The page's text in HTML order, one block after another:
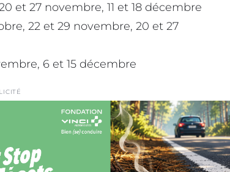
et 27 novembre, 11 et 18 décembre
22 et 29 novembre, 20 et 27
6 et 15 décembre